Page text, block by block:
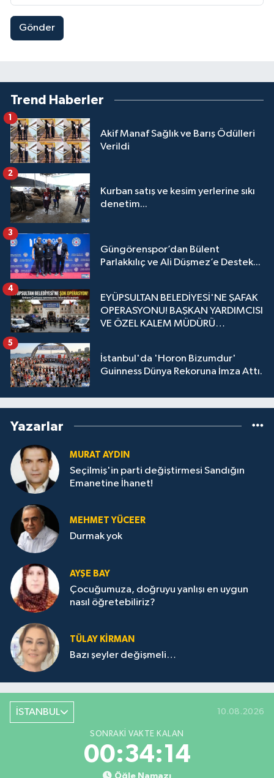
Gönder
Trend Haberler
Akif Manaf Sağlık ve Barış Ödülleri
Verildi
1
Kurban satış ve kesim yerlerine sıkı
denetim...
2
Güngörenspor’dan Bülent
Parlakkılıç ve Ali Düşmez’e Destek...
3
EYÜPSULTAN BELEDİYESİ'NE ŞAFAK
OPERASYONU! BAŞKAN YARDIMCISI
VE ÖZEL KALEM MÜDÜRÜ
4
İstanbul'da 'Horon Bizumdur'
Guinness Dünya Rekoruna İmza Attı.
5
Yazarlar
MURAT AYDIN
Seçilmiş'in parti değiştirmesi Sandığın
Emanetine İhanet!
MEHMET YÜCEER
Durmak yok
AYŞE BAY
Çocuğumuza, doğruyu yanlışı en uygun
nasıl öğretebiliriz?
TÜLAY KİRMAN
Bazı şeyler değişmeli…
İSTANBUL 10.08.2026
SONRAKI VAKTE KALAN
00:34:14
Öğle Namazı